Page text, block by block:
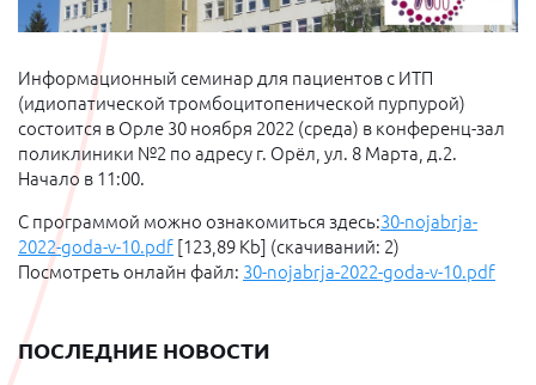
Информационный семинар для пациентов с ИТП
(идиопатической тромбоцитопенической пурпурой)
состоится в Орле 30 ноября 2022 (среда) в конференц-зал
поликлиники №2 по адресу г. Орёл, ул. 8 Марта, д.2.
Начало в 11:00.
С программой можно ознакомиться здесь:30-nojabrja-
2022-goda-v-10.pdf [123,89 Kb] (cкачиваний: 2)
Посмотреть онлайн файл: 30-nojabrja-2022-goda-v-10.pdf
ПОСЛЕДНИЕ НОВОСТИ